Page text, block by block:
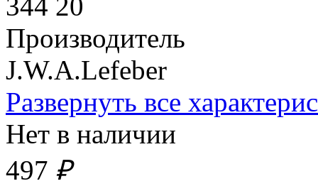
Производитель
J.W.A.Lefeber
Развернуть все
Нет в наличии
497 ₽